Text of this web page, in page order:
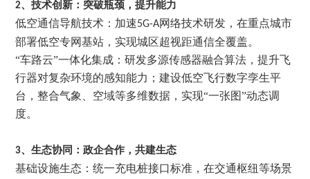
2、技术创新：突破瓶颈，提升能力
低空通信导航技术：加速5G-A网络技术研发，在重点城市
部署低空专网基站，实现城区超视距通信全覆盖。
“车路云”一体化集成：研发多源传感器融合算法，提升飞
行器对复杂环境的感知能力；建设低空飞行数字孪生平
台，整合气象、空域等多维数据，实现“一张图”动态调
度。
3、生态协同：政企合作，共建生态
基础设施生态：统一充电桩接口标准，在交通枢纽等场景